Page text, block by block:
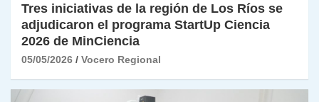
Tres iniciativas de la región de Los Ríos se
adjudicaron el programa StartUp Ciencia
2026 de MinCiencia
05/05/2026 Vocero Regional